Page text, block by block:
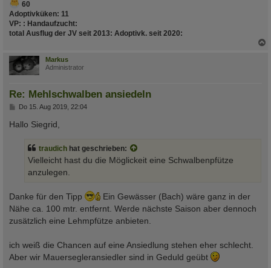
60
Adoptivküken: 11
VP: : Handaufzucht:
total Ausflug der JV seit 2013: Adoptivk. seit 2020:
Markus
Administrator
Re: Mehlschwalben ansiedeln
B
i
Do 15. Aug 2019, 22:04
Hallo Siegrid,
traudich hat geschrieben:
Vielleicht hast du die Möglickeit eine Schwalbenpfütze
anzulegen.
Danke für den Tipp
Ein Gewässer (Bach) wäre ganz in der
Nähe ca. 100 mtr. entfernt. Werde nächste Saison aber dennoch
zusätzlich eine Lehmpfütze anbieten.
ich weiß die Chancen auf eine Ansiedlung stehen eher schlecht.
Aber wir Mauersegleransiedler sind in Geduld geübt